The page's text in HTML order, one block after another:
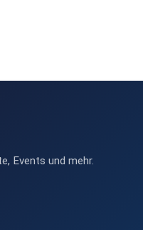
Events und mehr.